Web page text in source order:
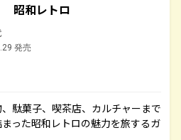
昭和レトロ
発売
駄菓子、喫茶店、カルチャーまで
った昭和レトロの魅力を旅するガ